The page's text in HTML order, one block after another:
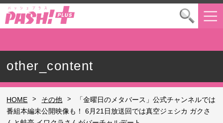
other_content
HOME > その他 >
「金曜日のメタバース」公式チャンネルでは
番組本編未公開映像も！ 6月21日放送回では真空ジェシカ ガクさ